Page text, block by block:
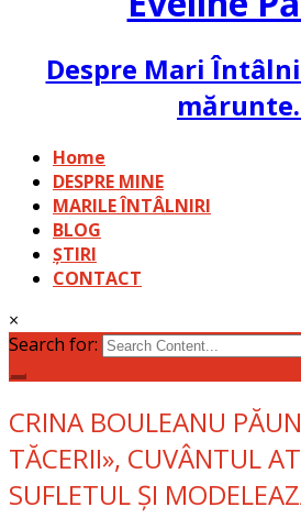
Despre Mari
Home
DESPRE MINE
MARILE ÎNTÂLNIRI
BLOG
ȘTIRI
CONTACT
×
Search for:
CRINA BOULEANU
TĂCERII», CUVÂNTUL
SUFLETUL ȘI